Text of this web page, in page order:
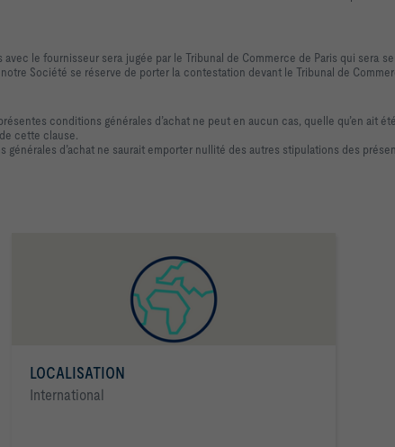
le fournisseur sera jugée par le Tribunal de Commerce de Paris qui sera
Société se réserve de porter la contestation devant le Tribunal de
conditions générales d’achat ne peut en aucun cas, quelle qu’en ait
cette clause.
d’achat ne saurait emporter nullité des autres stipulations des
LOCALISATION
International